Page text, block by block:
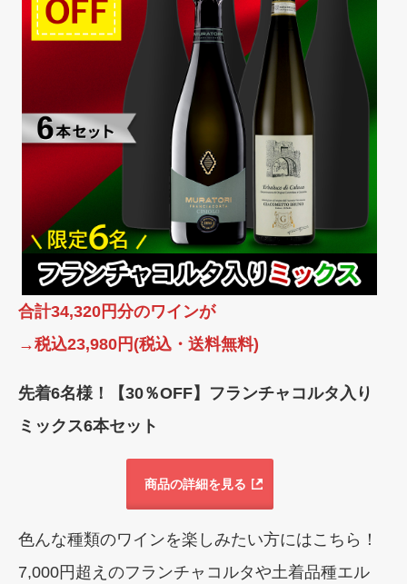
合計34,320円分のワインが
→税込23,980円(税込・送料無料)
先着6名様！【30％OFF】フランチャコルタ入り
ミックス6本セット
商品の詳細を見る
色んな種類のワインを楽しみたい方にはこちら！
7,000円超えのフランチャコルタや土着品種エル